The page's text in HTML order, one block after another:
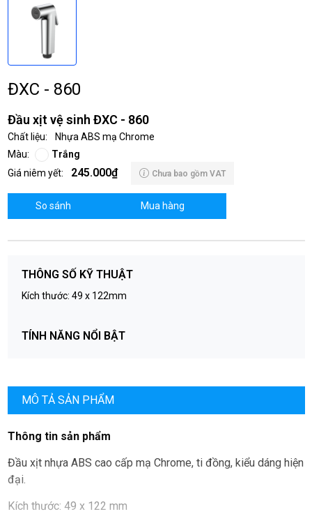
ĐXC - 860
Đầu xịt vệ sinh ĐXC - 860
Chất liệu:
Nhựa ABS mạ Chrome
Màu:
Trắng
Giá niêm yết:
245.000₫ Chưa bao gồm VAT
So sánh Mua hàng
THÔNG SỐ KỸ THUẬT
Kích thước: 49 x 122mm
TÍNH NĂNG NỔI BẬT
Chống chịu được va đập mạnh
Chống bám bẩn, dễ vệ sinh
MÔ TẢ SẢN PHẨM
Thông tin sản phẩm
Đầu xịt nhựa ABS cao cấp mạ Chrome, ti đồng, kiểu dáng hiện
đại.
Kích thước: 49 x 122 mm